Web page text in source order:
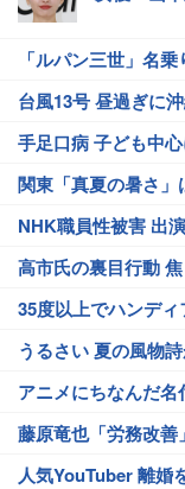
「ルパン三世」名
台風13号 昼過ぎに
手足口病 子ども中
関東「真夏の暑さ」
NHK職員性被害 出
高市氏の裏目行動
35度以上でハンデ
うるさい 夏の風物
アニメにちなんだ名
藤原竜也「労務改善
人気YouTuber 離婚